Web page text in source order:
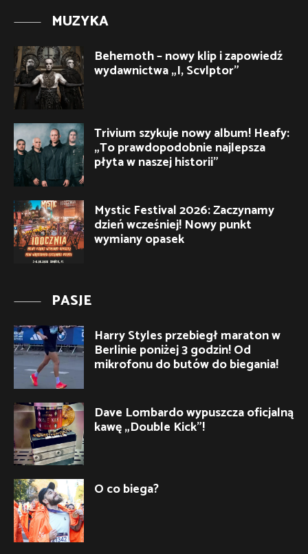
MUZYKA
Behemoth – nowy klip i zapowiedź
wydawnictwa „I, Scvlptor”
Trivium szykuje nowy album! Heafy:
„To prawdopodobnie najlepsza
płyta w naszej historii”
Mystic Festival 2026: Zaczynamy
dzień wcześniej! Nowy punkt
wymiany opasek
PASJE
Harry Styles przebiegł maraton w
Berlinie poniżej 3 godzin! Od
mikrofonu do butów do biegania!
Dave Lombardo wypuszcza oficjalną
kawę „Double Kick”!
O co biega?